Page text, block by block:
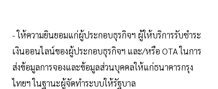
- ให้ความยินยอมแก่ผู้ประกอบธุรกิจฯ ผู้ให้บริการรับชำระ
เงินออนไลน์ของผู้ประกอบธุรกิจฯ และ/หรือ OTA ในการ
ส่งข้อมูลการจองและข้อมูลส่วนบุคคลให้แก่ธนาคารกรุง
ไทยฯ ในฐานะผู้จัดทำระบบให้รัฐบาล